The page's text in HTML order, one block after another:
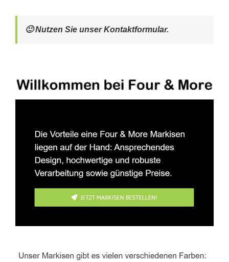
🙂 Nutzen Sie unser Kontaktformular.